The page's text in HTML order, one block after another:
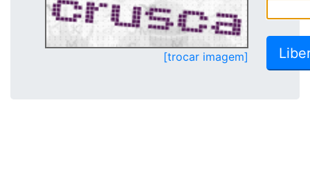
[trocar imagem]